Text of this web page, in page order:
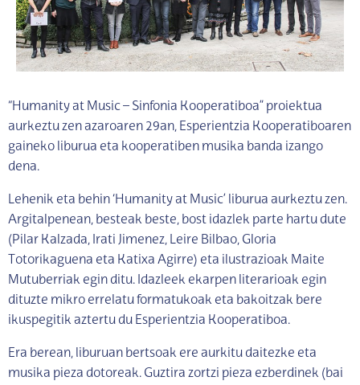
“Humanity at Music – Sinfonia Kooperatiboa” proiektua
aurkeztu zen azaroaren 29an, Esperientzia Kooperatiboaren
gaineko liburua eta kooperatiben musika banda izango
dena.
Lehenik eta behin ‘Humanity at Music’ liburua aurkeztu zen.
Argitalpenean, besteak beste, bost idazlek parte hartu dute
(Pilar Kalzada, Irati Jimenez, Leire Bilbao, Gloria
Totorikaguena eta Katixa Agirre) eta ilustrazioak Maite
Mutuberriak egin ditu. Idazleek ekarpen literarioak egin
dituzte mikro errelatu formatukoak eta bakoitzak bere
ikuspegitik aztertu du Esperientzia Kooperatiboa.
Era berean, liburuan bertsoak ere aurkitu daitezke eta
musika pieza dotoreak. Guztira zortzi pieza ezberdinek (bai